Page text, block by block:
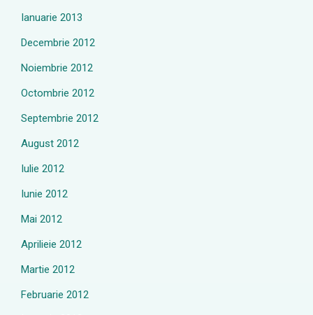
Ianuarie 2013
Decembrie 2012
Noiembrie 2012
Octombrie 2012
Septembrie 2012
August 2012
Iulie 2012
Iunie 2012
Mai 2012
Aprilieie 2012
Martie 2012
Februarie 2012